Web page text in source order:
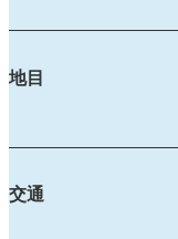
地目
交通